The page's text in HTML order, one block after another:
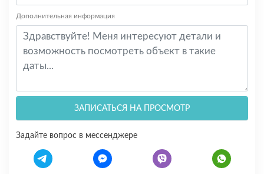
Дополнительная информация
ЗАПИСАТЬСЯ НА ПРОСМОТР
Задайте вопрос в мессенджере